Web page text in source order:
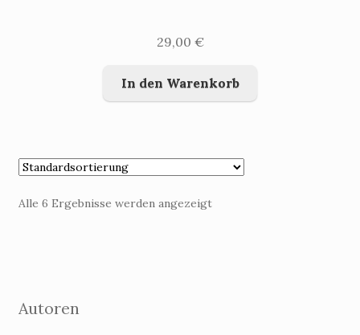
29,00 €
In den Warenkorb
Alle 6 Ergebnisse werden angezeigt
Autoren